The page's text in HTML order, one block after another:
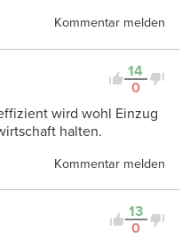
Kommentar melden
14
0
wird wohl Einzug
halten.
Kommentar melden
13
0